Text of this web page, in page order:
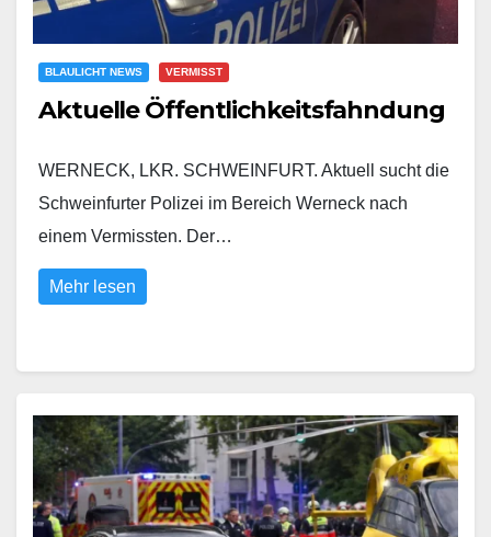
BLAULICHT NEWS VERMISST
Aktuelle Öffentlichkeitsfahndung
WERNECK, LKR. SCHWEINFURT. Aktuell sucht die
Schweinfurter Polizei im Bereich Werneck nach
einem Vermissten. Der…
Mehr lesen